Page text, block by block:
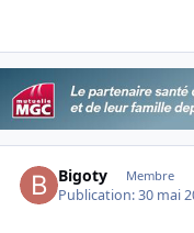
Bigoty Membre
Publication:30 mai